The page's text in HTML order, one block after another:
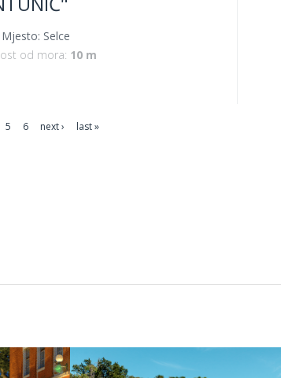
Mjesto: Selce
od mora: 10 m
5 6 next › last »